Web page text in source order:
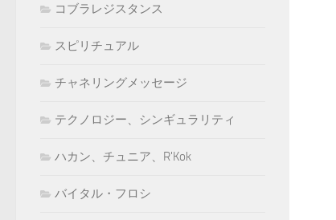
コブラレジスタンス
スピリチュアル
チャネリングメッセージ
テクノロジー、シンギュラリティ
ハカン、チュニア、R'Kok
バイタル・フロシ